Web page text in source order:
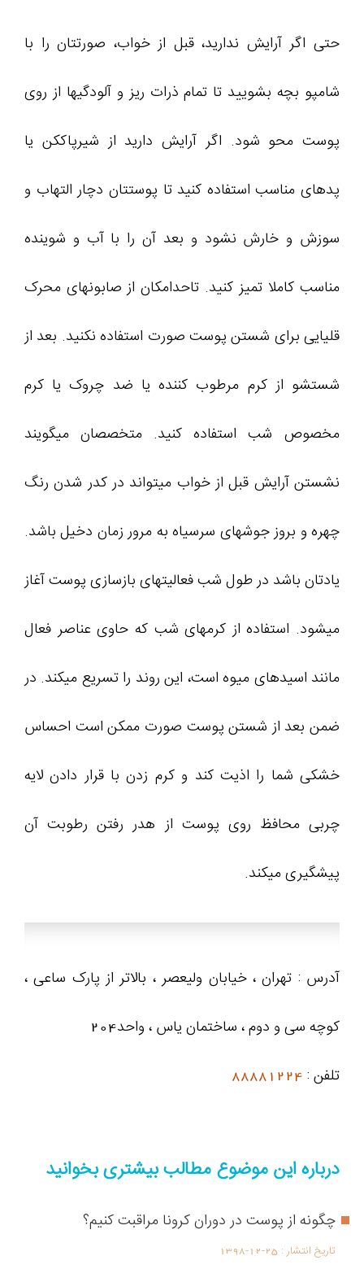
حتی اگر آرایش ندارید، قبل از خواب، صورتتان را با
شامپو بچه بشویید تا تمام ذرات ریز و آلودگیها از روی
پوست محو شود. اگر آرایش دارید از شیرپاککن یا
پدهای مناسب استفاده کنید تا پوستتان دچار التهاب و
سوزش و خارش نشود و بعد آن را با آب و شوینده
مناسب کاملا تمیز کنید. تاحدامکان از صابونهای محرک
قلیایی برای شستن پوست صورت استفاده نکنید. بعد از
شستشو از کرم مرطوب کننده یا ضد چروک یا کرم
مخصوص شب استفاده كنید. متخصصان میگویند
نشستن آرایش قبل از خواب میتواند در کدر شدن رنگ
چهره و بروز جوشهای سرسیاه به مرور زمان دخیل باشد.
یادتان باشد در طول شب فعالیتهای بازسازی پوست آغاز
میشود. استفاده از کرمهای شب که حاوی عناصر فعال
مانند اسیدهای میوه است، این روند را تسریع میکند. در
ضمن بعد از شستن پوست صورت ممکن است احساس
خشکی شما را اذیت کند و کرم زدن با قرار دادن لایه
چربی محافظ روی پوست از هدر رفتن رطوبت آن
پیشگیری میکند.
آدرس : تهران ، خیابان ولیعصر ، بالاتر از پارک ساعی ،
کوچه سی و دوم ، ساختمان یاس ، واحد204
تلفن : 88881224
درباره این موضوع مطالب بیشتری بخوانید
چگونه از پوست در دوران کرونا مراقبت کنیم؟
تاریخ انتشار : 1398-12-25